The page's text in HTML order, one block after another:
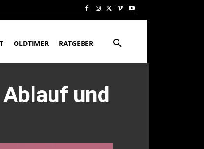
OLDTIMER RATGEBER
und